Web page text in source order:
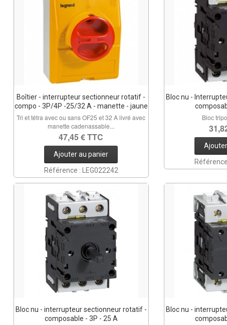
Boîtier - interrupteur sectionneur rotatif -
compo - 3P/4P -25/32 A - manette - jaune
Tri et tétra avec ou sans OF25 et 32 A livré avec
manette cadenassable...
47,45 € TTC
Ajouter au panier
Référence : LEG022242
Bloc nu -
Bloc
Bloc nu - interrupteur sectionneur rotatif -
composable - 3P - 25 A
Bloc nu -